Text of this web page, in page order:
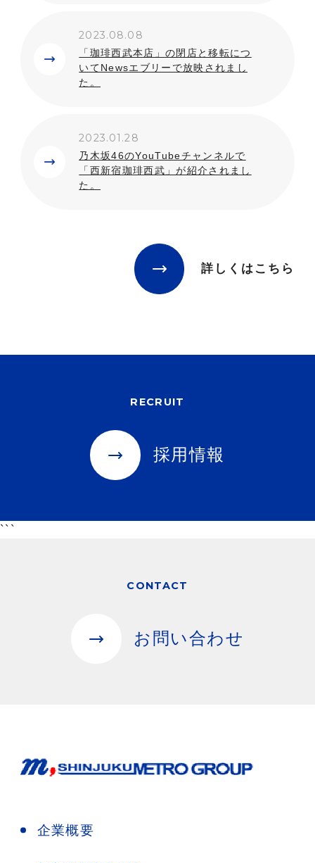
2023.08.08
「珈琲西武本店」の閉店と移転につ
いてNewsエブリーで放映されまし
た。
2023.01.28
乃木坂46のYouTubeチャンネルで
「西新宿珈琲西武」が紹介されまし
た。
詳しくはこちら
RECRUIT
採用情報
```
CONTACT
お問い合わせ
企業概要